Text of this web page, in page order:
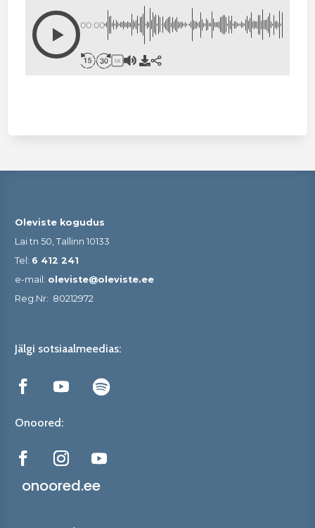
00:00
1X
Oleviste kogudus
Lai tn 50, Tallinn 10133
Tel: 6 412 241
e-mail: oleviste@oleviste.ee
Reg.Nr: 80212972
Jälgi sotsiaalmeedias:
Onoored:
onoored.ee